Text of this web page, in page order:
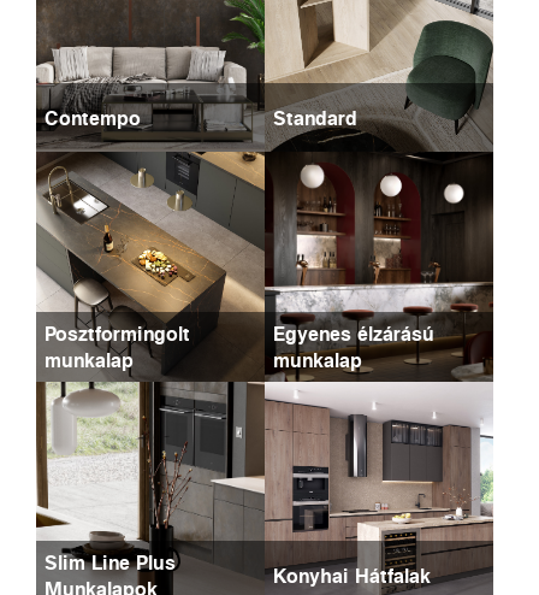
Contempo Standard
Posztformingolt
munkalap
Egyenes élzárású
munkalap
Slim Line Plus
Munkalapok
Konyhai Hátfalak